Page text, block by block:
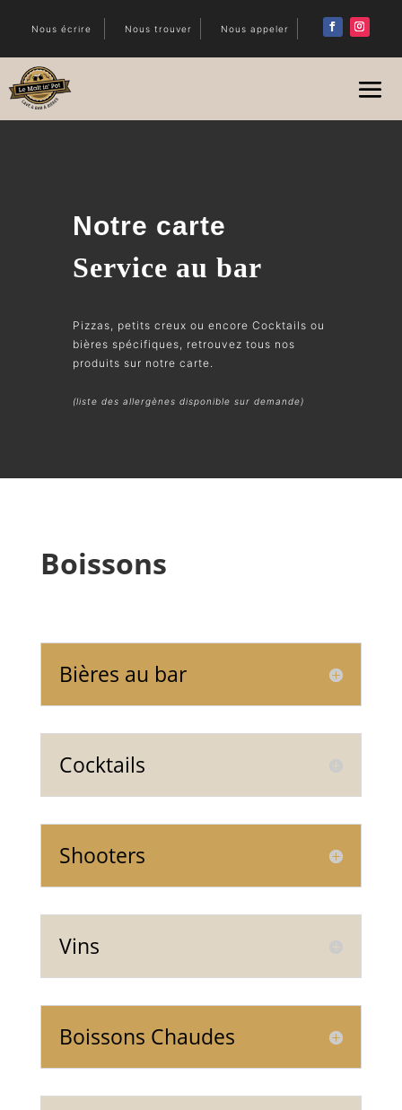
Nous écrire Nous trouver Nous appeler
Notre carte
Service au bar
Pizzas, petits creux ou encore Cocktails ou
bières spécifiques, retrouvez tous nos
produits sur notre carte.
(liste des allergènes disponible sur demande)
Boissons
Bières au bar
Cocktails
Shooters
Vins
Boissons Chaudes